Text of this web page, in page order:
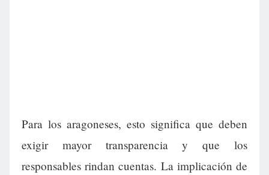
Para los aragoneses, esto significa que deben
exigir mayor transparencia y que los
responsables rindan cuentas. La implicación de